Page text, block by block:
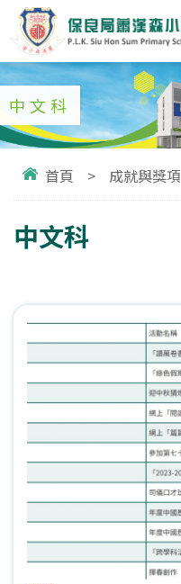
中文科
首頁 > 成就與獎項
中文科